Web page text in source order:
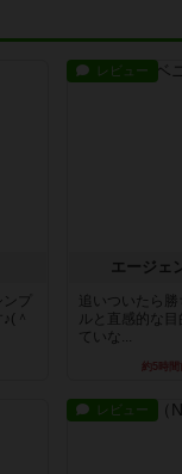
プ
＾
レビュー
エージェ
追いついたら
ルと直感的な目
ていな...
約5時間
レビュー